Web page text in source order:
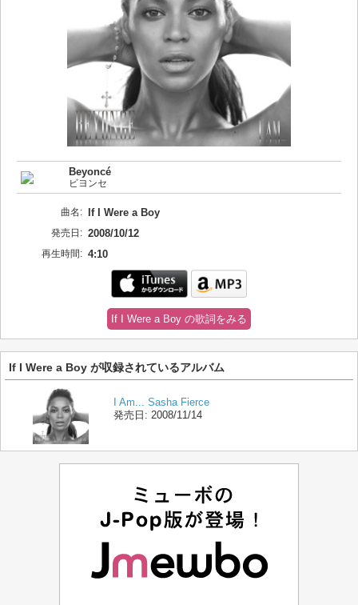
Beyoncé
ビヨンセ
曲名: If I Were a Boy
発売日: 2008/10/12
再生時間: 4:10
If I Were a Boy の歌詞をみる
If I Were a Boy が収録されているアルバム
I Am... Sasha Fierce
発売日: 2008/11/14